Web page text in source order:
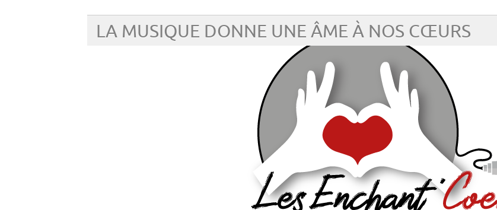
LA MUSIQUE DONNE UNE ÂME À NOS CŒURS